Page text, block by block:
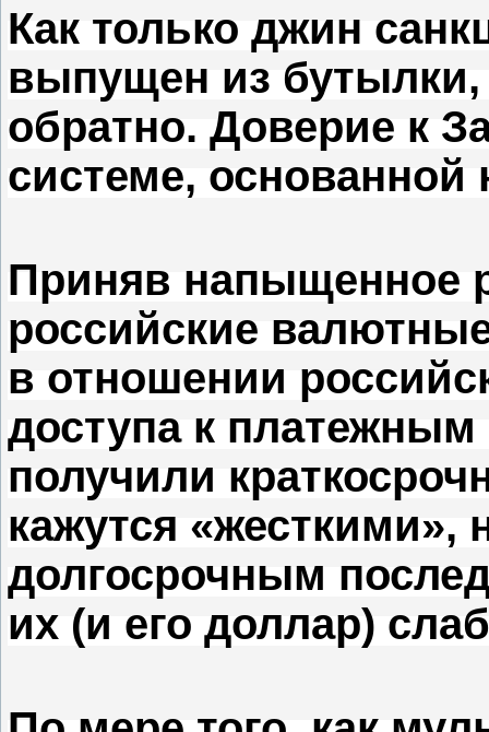
Как только джин
выпущен из бутылки,
обратно. Доверие к
системе, основанной
Приняв напыщенное
российские
в отношении
доступа к
получили
кажутся «жесткими»,
долгосрочным
их (и его доллар)